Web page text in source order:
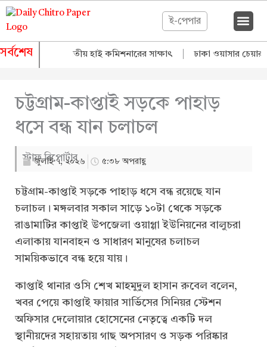
ই-পেপার
সর্বশেষ
মন্ত্রীর সঙ্গে ভারতীয় হাই কমিশনারের সাক্ষাৎ ঢাকা ওয়াসার
চট্টগ্রাম-কাপ্তাই সড়কে পাহাড়
ধসে বন্ধ যান চলাচল
স্টাফ রিপোর্টার
জুলাই ৭, ২০২৬ ৫:৩৮ অপরাহ্ণ
চট্টগ্রাম-কাপ্তাই সড়কে পাহাড় ধসে বন্ধ রয়েছে যান
চলাচল। মঙ্গলবার সকাল সাড়ে ১০টা থেকে সড়কে
রাঙামাটির কাপ্তাই উপজেলা ওয়াগ্গা ইউনিয়নের বালুচরা
এলাকায় যানবাহন ও সাধারণ মানুষের চলাচল
সাময়িকভাবে বন্ধ হয়ে যায়।
কাপ্তাই থানার ওসি শেখ মাহমুদুল হাসান রুবেল বলেন,
খবর পেয়ে কাপ্তাই ফায়ার সার্ভিসের সিনিয়র স্টেশন
অফিসার দেলোয়ার হোসেনের নেতৃত্বে একটি দল
স্থানীয়দের সহায়তায় গাছ অপসারণ ও সড়ক পরিষ্কার